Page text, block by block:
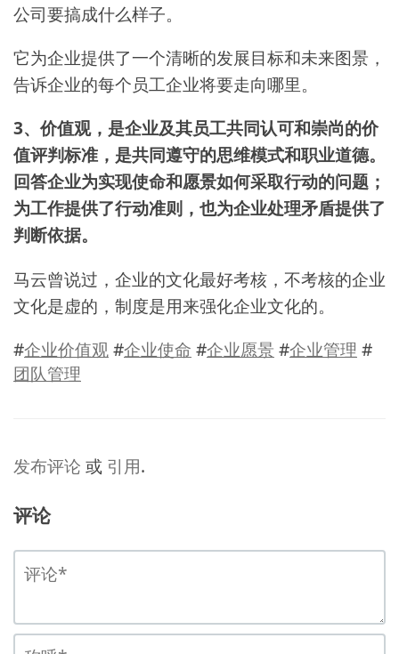
公司要搞成什么样子。
它为企业提供了一个清晰的发展目标和未来图景，
告诉企业的每个员工企业将要走向哪里。
3、价值观，是企业及其员工共同认可和崇尚的价
值评判标准，是共同遵守的思维模式和职业道德。
回答企业为实现使命和愿景如何采取行动的问题；
为工作提供了行动准则，也为企业处理矛盾提供了
判断依据。
马云曾说过，企业的文化最好考核，不考核的企业
文化是虚的，制度是用来强化企业文化的。
#企业价值观#企业使命 #企业愿景 #企业管理 #
团队管理
发布评论 或 引用.
评论